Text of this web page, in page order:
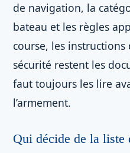
de navigation, la
bateau et les règles
course, les instructions
sécurité restent les
faut toujours les lire
l’armement.
Qui décide de la